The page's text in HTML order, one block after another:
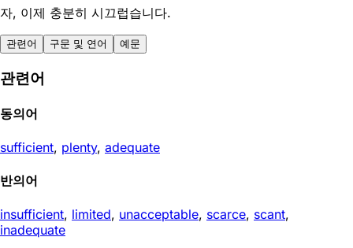
자, 이제 충분히 시끄럽습니다.
관련어 구문 및 연어 예문
관련어
동의어
sufficient, plenty, adequate
반의어
insufficient, limited, unacceptable, scarce, scant,
inadequate